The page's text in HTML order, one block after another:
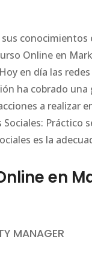
conocimientos
Online en
en día las
ha cobrado
a realizar
Práctico
es la
en
MANAGER